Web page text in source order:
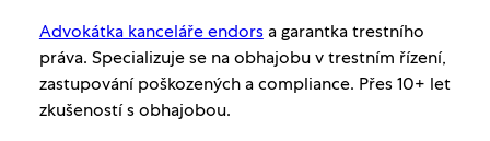
Advokátka kanceláře endorsa garantka trestního
práva. Specializuje se na obhajobu v trestním řízení,
zastupování poškozených a compliance. Přes 10+ let
zkušeností s obhajobou.